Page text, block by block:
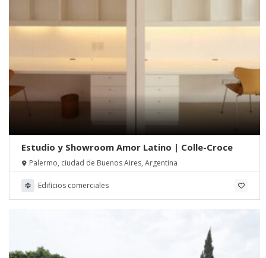
Estudio y Showroom Amor Latino | Colle-Croce
Palermo, ciudad de Buenos Aires, Argentina
Edificios comerciales